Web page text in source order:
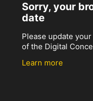
Sorry, your
date
Please update
of the Digital
Learn more